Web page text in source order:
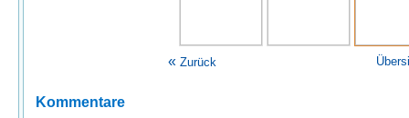
« Zurück
Kommentare